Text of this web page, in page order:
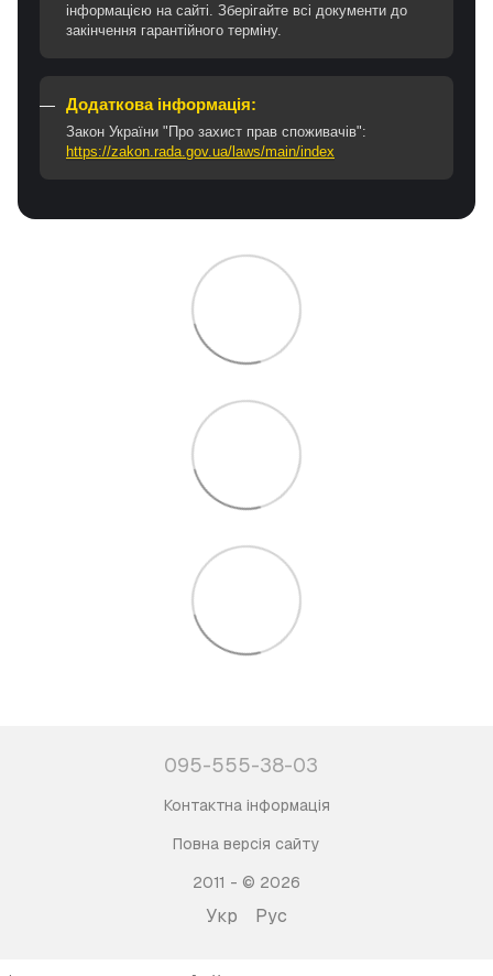
інформацією на сайті. Зберігайте всі документи до
закінчення гарантійного терміну.
Додаткова інформація:
Закон України "Про захист прав споживачів":
https://zakon.rada.gov.ua/laws/main/index
095-555-38-03
Контактна інформація
Повна версія сайту
2011 - © 2026
Укр Рус